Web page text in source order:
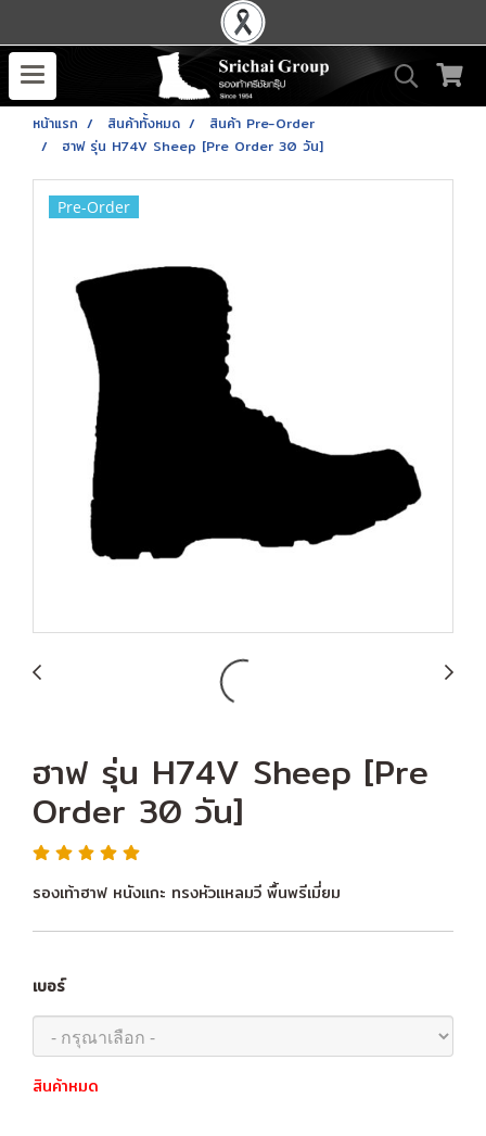
หน้าแรก สินค้าทั้งหมด
สินค้า Pre-Order
ฮาฟ รุ่น H74V Sheep [Pre Order 30 วัน]
Pre-Order
ฮาฟ รุ่น H74V Sheep [Pre
Order 30 วัน]
รองเท้าฮาฟ หนังแกะ ทรงหัวแหลมวี พื้นพรีเมี่ยม
เบอร์
สินค้าหมด